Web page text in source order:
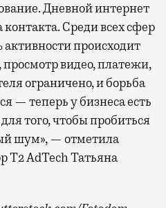
Дневной интернет
Среди всех сфер
происходит
видео, платежи,
ограничено, и борьба
— теперь у бизнеса есть
того, чтобы пробиться
шум», — отметила
Т2 AdTech Татьяна